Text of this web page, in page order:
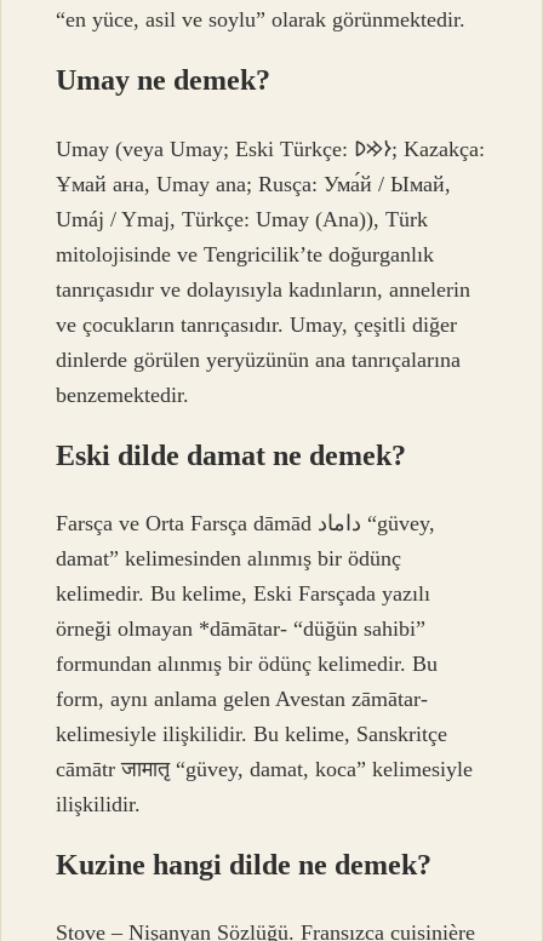
“en yüce, asil ve soylu” olarak görünmektedir.
Umay ne demek?
Umay (veya Umay; Eski Türkçe: 𐰆𐰢𐰖; Kazakça:
Ұмай aна, Umay ana; Rusça: Ума́й / Ымай,
Umáj / Ymaj, Türkçe: Umay (Ana)), Türk
mitolojisinde ve Tengricilik’te doğurganlık
tanrıçasıdır ve dolayısıyla kadınların, annelerin
ve çocukların tanrıçasıdır. Umay, çeşitli diğer
dinlerde görülen yeryüzünün ana tanrıçalarına
benzemektedir.
Eski dilde damat ne demek?
Farsça ve Orta Farsça dāmād داماد “güvey,
damat” kelimesinden alınmış bir ödünç
kelimedir. Bu kelime, Eski Farsçada yazılı
örneği olmayan *dāmātar- “düğün sahibi”
formundan alınmış bir ödünç kelimedir. Bu
form, aynı anlama gelen Avestan zāmātar-
kelimesiyle ilişkilidir. Bu kelime, Sanskritçe
cāmātr जामातृ “güvey, damat, koca” kelimesiyle
ilişkilidir.
Kuzine hangi dilde ne demek?
Stove – Nişanyan Sözlüğü. Fransızca cuisinière